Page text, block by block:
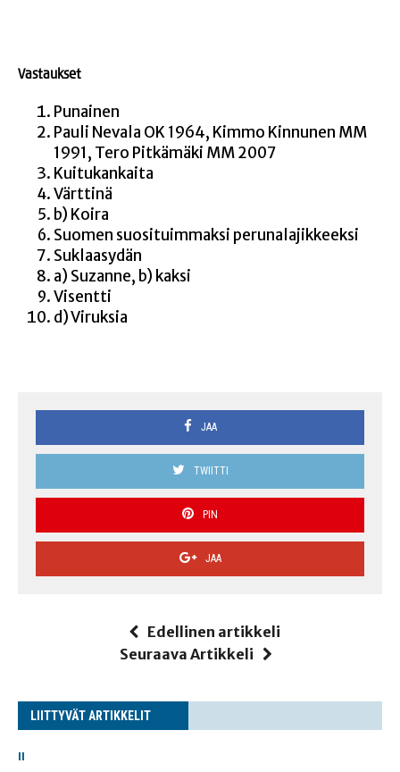
Vas­tauk­set
Punai­nen
Pau­li Neva­la OK 1964, Kim­mo Kin­nu­nen MM
1991, Tero Pit­kä­mä­ki MM 2007
Kui­tu­kan­kai­ta
Värt­ti­nä
b) Koi­ra
Suo­men suo­si­tuim­mak­si perunalajikkeeksi
Suklaa­sy­dän
a) Suzan­ne, b) kaksi
Visent­ti
d) Viruk­sia
JAA
TWIITTI
PIN
JAA
Edellinen artikkeli
Seuraava Artikkeli
LIITTYVÄT ARTIKKELIT
II